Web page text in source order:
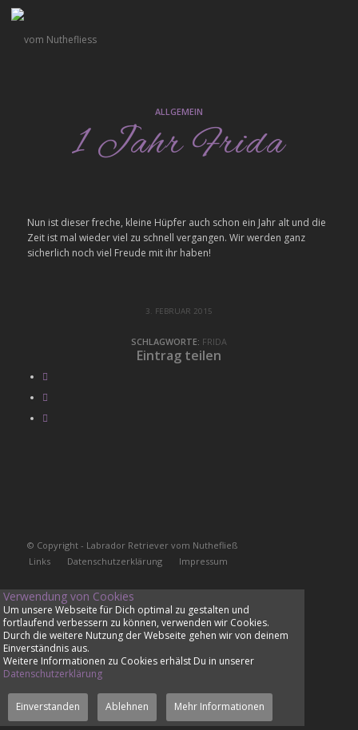
ALLGEMEIN
1 Jahr Frida
Nun ist dieser freche, kleine Hüpfer auch schon ein Jahr alt und die
Zeit ist mal wieder viel zu schnell vergangen. Wir werden ganz
sicherlich noch viel Freude mit ihr haben!
3. FEBRUAR 2015
SCHLAGWORTE: FRIDA
Eintrag teilen
© Copyright - Labrador Retriever vom Nuthefließ
Links
Datenschutzerklärung Impressum
Verwendung von Cookies
Um unsere Webseite für Dich optimal zu gestalten und
fortlaufend verbessern zu können, verwenden wir Cookies.
Durch die weitere Nutzung der Webseite gehen wir von deinem
Einverständnis aus.
Weitere Informationen zu Cookies erhälst Du in unserer
Datenschutzerklärung
Einverstanden Ablehnen Mehr Informationen